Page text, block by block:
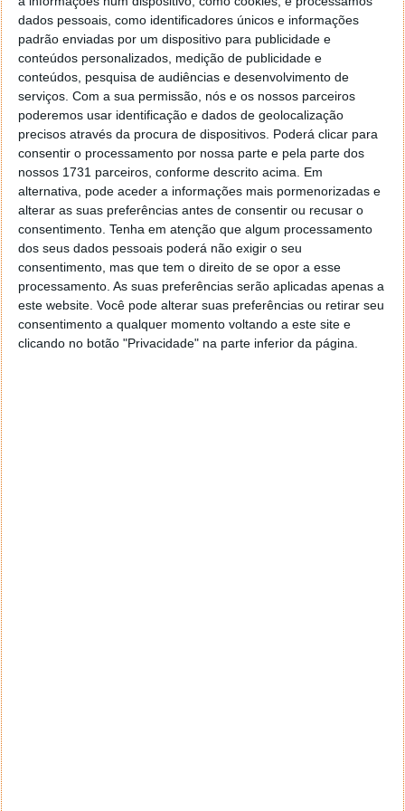
dados pessoais, como identificadores únicos e informações
padrão enviadas por um dispositivo para publicidade e
conteúdos personalizados, medição de publicidade e
conteúdos, pesquisa de audiências e desenvolvimento de
serviços. Com a sua permissão, nós e os nossos parceiros
poderemos usar identificação e dados de geolocalização
precisos através da procura de dispositivos. Poderá clicar para
consentir o processamento por nossa parte e pela parte dos
nossos 1731 parceiros, conforme descrito acima. Em
alternativa, pode aceder a informações mais pormenorizadas e
alterar as suas preferências antes de consentir ou recusar o
consentimento. Tenha em atenção que algum processamento
dos seus dados pessoais poderá não exigir o seu
consentimento, mas que tem o direito de se opor a esse
processamento. As suas preferências serão aplicadas apenas a
este website. Você pode alterar suas preferências ou retirar seu
consentimento a qualquer momento voltando a este site e
clicando no botão "Privacidade" na parte inferior da página.
Injetores entupidos
Velas de ignição danificadas ou em mau estado
Válvula EGR danificada e/ou entupida
Sensor de temperatura em mau estado
Catalisador entupido
Erro na centralina
Sensor de oxigénio (sonda lambda) danificado
Falha genérica de um sensor
Se a luz estiver acesa constantemente, sem piscar, é
recomendado fazer uma verificação no carro o mais
breve possível. Se a luz estiver a piscar, pode indicar
um problema mais grave que exige parar o carro e
chamar assistência. Uma análise com um scanner
OBD-II, numa oficina, pode ajudar a identificar o